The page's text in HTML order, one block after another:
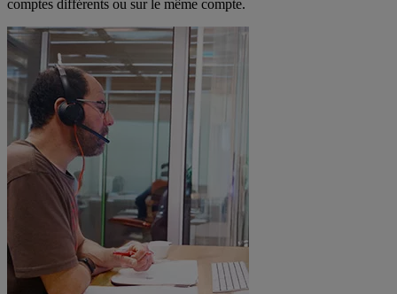
comptes différents ou sur le même compte.